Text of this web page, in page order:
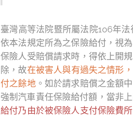
臺灣高等法院暨所屬法院106年
依本法規定所為之保險給付，視
保險人受賠償請求時，得依上開
除，故在被害人與有過失之情形
付之餘地。如於請求賠償之金額
強制汽車責任保險給付額，當非
給付乃由於被保險人支付保險費